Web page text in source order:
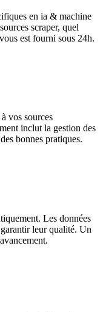
en ia & machine
scraper, quel
est fourni sous 24h.
vos sources
inclut la gestion des
bonnes pratiques.
Les données
leur qualité. Un